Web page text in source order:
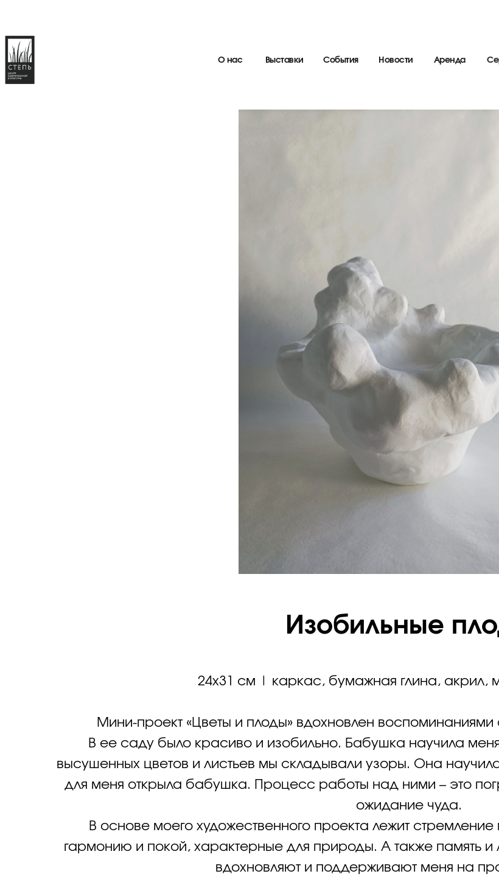
Аренда
Новости
События
Выставки
О нас
Изобильные
24х31 см | каркас, бумажная глина, акрил,
Мини-проект «Цветы и плоды» вдохновлен воспоминаниями
В ее саду было красиво и изобильно. Бабушка научила
высушенных цветов и листьев мы складывали узоры. Она
для меня открыла бабушка. Процесс работы над ними – это
ожидание чуда.
В основе моего художественного проекта лежит
гармонию и покой, характерные для природы. А также память и
вдохновляют и поддерживают меня на